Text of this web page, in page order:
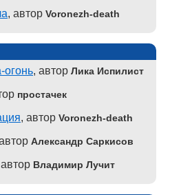
, автор Voronezh-death
огонь, автор Лика Испилист
простачек
, автор Voronezh-death
Александр Саркисов
Владимир Лучит